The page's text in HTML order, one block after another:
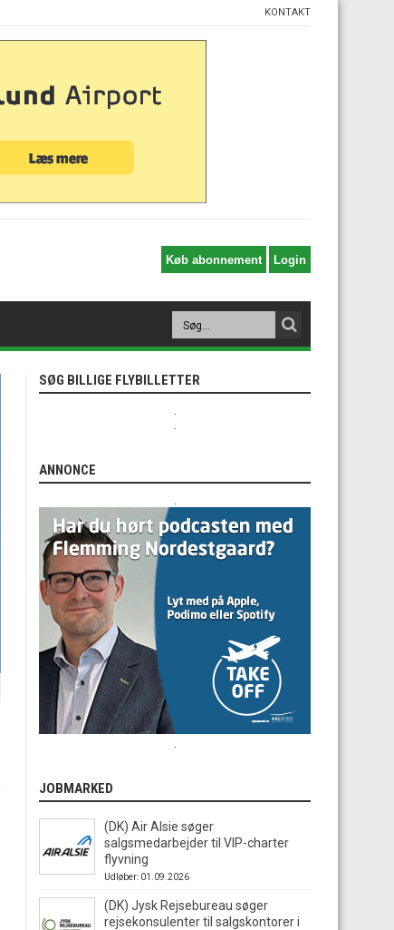
KONTAKT
SØG BILLIGE FLYBILLETTER
ANNONCE
JOBMARKED
(DK) Air Alsie søger
salgsmedarbejder til VIP-charter
flyvning
Udløber: 01.09.2026
(DK) Jysk Rejsebureau søger
rejsekonsulenter til salgskontorer i